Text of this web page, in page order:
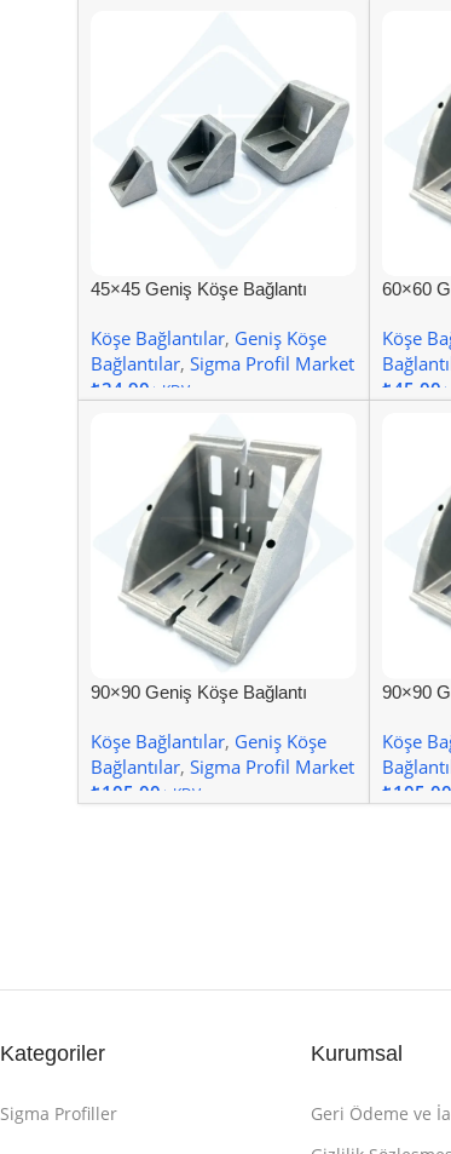
45×45 Geniş Köşe Bağlantı
Köşe Bağlantılar, Geniş Köşe
Bağlantılar, Sigma Profil Market
₺
60×60
Köşe
₺
90×90 Geniş Köşe Bağlantı
Köşe Bağlantılar, Geniş Köşe
Bağlantılar, Sigma Profil Market
₺
90×90
Köşe
₺
Kategoriler
Sigma Profiller
Kurumsal
Geri Ödeme ve